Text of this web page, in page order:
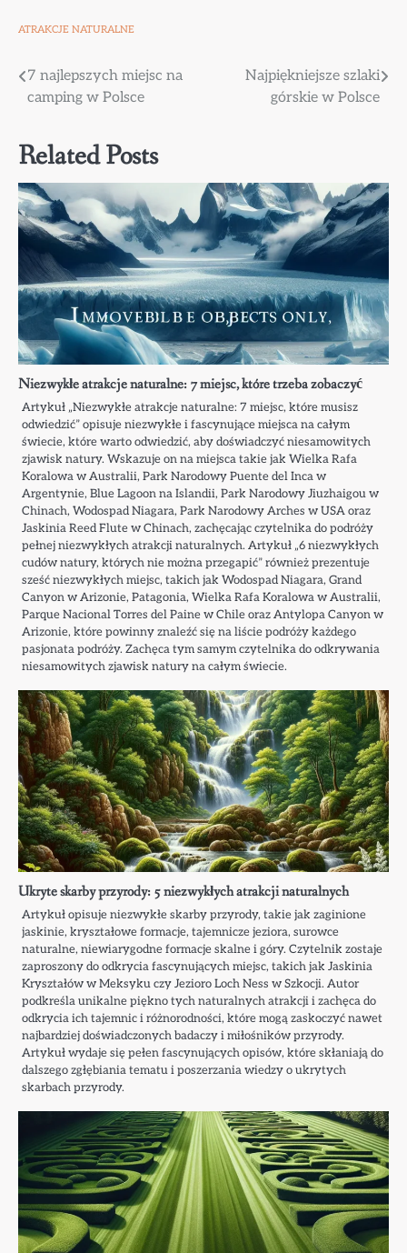
ATRAKCJE NATURALNE
Nawigacja
wpisu
7 najlepszych miejsc na
camping w Polsce
Najpiękniejsze szlaki
górskie w Polsce
Related Posts
Niezwykłe atrakcje naturalne: 7 miejsc, które trzeba zobaczyć
Artykuł „Niezwykłe atrakcje naturalne: 7 miejsc, które musisz
odwiedzić” opisuje niezwykłe i fascynujące miejsca na całym
świecie, które warto odwiedzić, aby doświadczyć niesamowitych
zjawisk natury. Wskazuje on na miejsca takie jak Wielka Rafa
Koralowa w Australii, Park Narodowy Puente del Inca w
Argentynie, Blue Lagoon na Islandii, Park Narodowy Jiuzhaigou w
Chinach, Wodospad Niagara, Park Narodowy Arches w USA oraz
Jaskinia Reed Flute w Chinach, zachęcając czytelnika do podróży
pełnej niezwykłych atrakcji naturalnych. Artykuł „6 niezwykłych
cudów natury, których nie można przegapić” również prezentuje
sześć niezwykłych miejsc, takich jak Wodospad Niagara, Grand
Canyon w Arizonie, Patagonia, Wielka Rafa Koralowa w Australii,
Parque Nacional Torres del Paine w Chile oraz Antylopa Canyon w
Arizonie, które powinny znaleźć się na liście podróży każdego
pasjonata podróży. Zachęca tym samym czytelnika do odkrywania
niesamowitych zjawisk natury na całym świecie.
Ukryte skarby przyrody: 5 niezwykłych atrakcji naturalnych
Artykuł opisuje niezwykłe skarby przyrody, takie jak zaginione
jaskinie, kryształowe formacje, tajemnicze jeziora, surowce
naturalne, niewiarygodne formacje skalne i góry. Czytelnik zostaje
zaproszony do odkrycia fascynujących miejsc, takich jak Jaskinia
Kryształów w Meksyku czy Jezioro Loch Ness w Szkocji. Autor
podkreśla unikalne piękno tych naturalnych atrakcji i zachęca do
odkrycia ich tajemnic i różnorodności, które mogą zaskoczyć nawet
najbardziej doświadczonych badaczy i miłośników przyrody.
Artykuł wydaje się pełen fascynujących opisów, które skłaniają do
dalszego zgłębiania tematu i poszerzania wiedzy o ukrytych
skarbach przyrody.